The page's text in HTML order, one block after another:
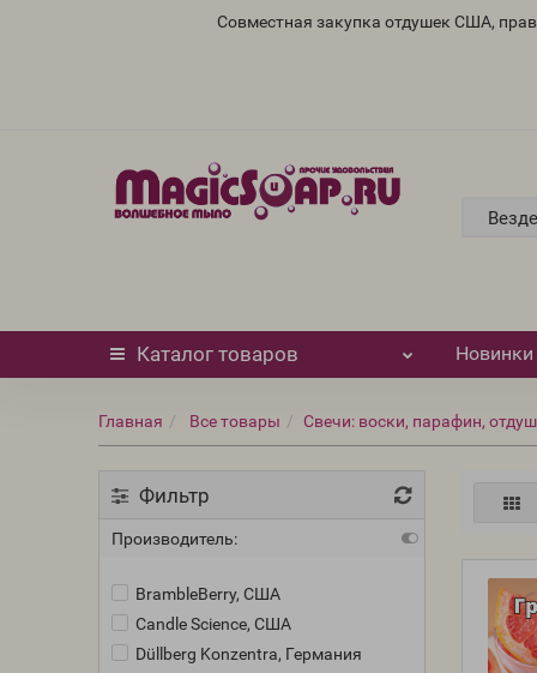
Совместная закупка отдушек США,
Везде
Каталог товаров Новинки
Главная Все товары Свечи: воски, парафин,
Фильтр
Производитель:
BrambleBerry, США
Candle Science, США
Düllberg Konzentra, Германия